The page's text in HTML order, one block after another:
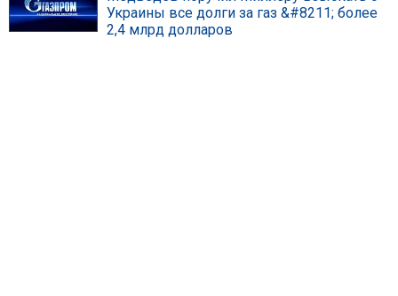
Украины все долги за газ &#8211; более
2,4 млрд долларов